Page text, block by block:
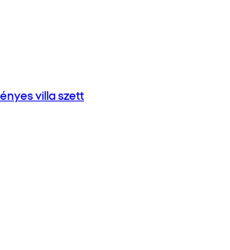
villa szett